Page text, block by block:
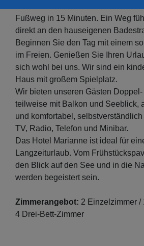
Fußweg in 15 Minuten. Ein Weg
direkt an den hauseigenen
Beginnen Sie den Tag mit einem
im Freien. Genießen Sie Ihren
sich wohl bei uns. Wir sind ein
Haus mit großem Spielplatz.
Wir bieten unseren Gästen
teilweise mit Balkon und Seeblick,
und komfortabel,
TV, Radio, Telefon und Minibar.
Das Hotel Marianne ist ideal für
Langzeiturlaub. Vom
den Blick auf den See und in die
werden begeistert sein.
Zimmerangebot: 2 Einzelzimmer /
4 Drei-Bett-Zimmer